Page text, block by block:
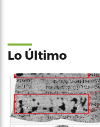
Lo Último